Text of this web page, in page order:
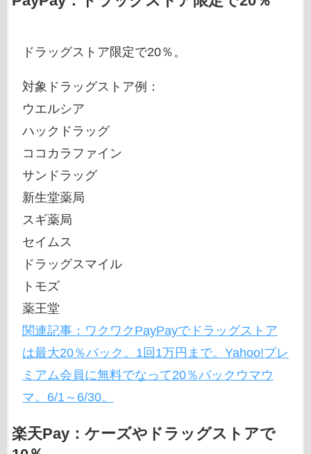
ドラッグストア限定で20％。
対象ドラッグストア例：
ウエルシア
ハックドラッグ
ココカラファイン
サンドラッグ
新生堂薬局
スギ薬局
セイムス
ドラッグスマイル
トモズ
薬王堂
関連記事：ワクワクPayPayでドラッグストア
は最大20％バック。1回1万円まで。Yahoo!プレ
ミアム会員に無料でなって20％バックウマウ
マ。6/1～6/30。
楽天Pay：ケーズやドラッグストアで